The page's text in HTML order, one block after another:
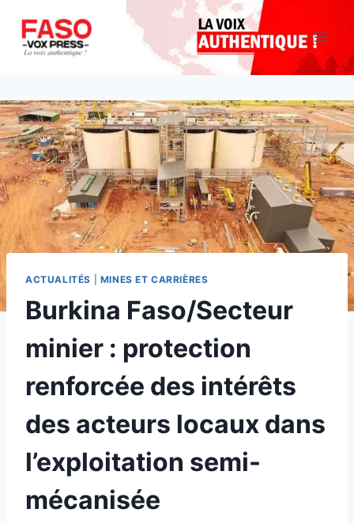
contenu
ACTUALITÉS MINES ET CARRIÈRES
Burkina Faso/Secteur
minier : protection
renforcée des intérêts
des acteurs locaux dans
l’exploitation semi-
mécanisée